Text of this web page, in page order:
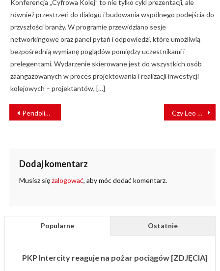
Konferencja „Cyfrowa Kolej” to nie tylko cykl prezentacji, ale
również przestrzeń do dialogu i budowania wspólnego podejścia do
przyszłości branży. W programie przewidziano sesje
networkingowe oraz panel pytań i odpowiedzi, które umożliwią
bezpośrednią wymianę poglądów pomiędzy uczestnikami i
prelegentami. Wydarzenie skierowane jest do wszystkich osób
zaangażowanych w proces projektowania i realizacji inwestycji
kolejowych – projektantów, […]
NAWIGACJA
WPISU
Pendolino dojedzie do Ustki Czy Leo Express pojedzie do Pilzna? České dráhy składają odwołanie
Dodaj komentarz
Musisz sięzalogować, aby móc dodać komentarz.
Popularne Ostatnie
PKP Intercity reaguje na pożar pociągów [ZDJĘCIA]